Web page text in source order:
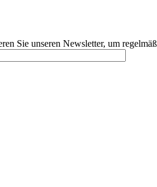
Sie unseren Newsletter, um